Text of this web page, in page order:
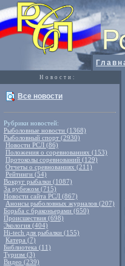
Новости:
Все новости
Рубрики новостей:
Рыболовные новости (1368)
Рыболовный спорт (2930)
Новости РСЛ (86)
Положения о соревнованиях (153)
Протоколы соревнований (129)
Отчеты о сревнованиях (211)
Рейтинги (54)
Вокруг рыбалки (1087)
За рубежом (715)
Новости сайта РСЛ (867)
Анонсы рыболовных журналов (207)
Борьба с браконьерами (650)
Происшествия (698)
Экология (404)
Hi-tech для рыбалки (155)
Катера (7)
Библиотека (11)
Туризм (3)
Видео (239)